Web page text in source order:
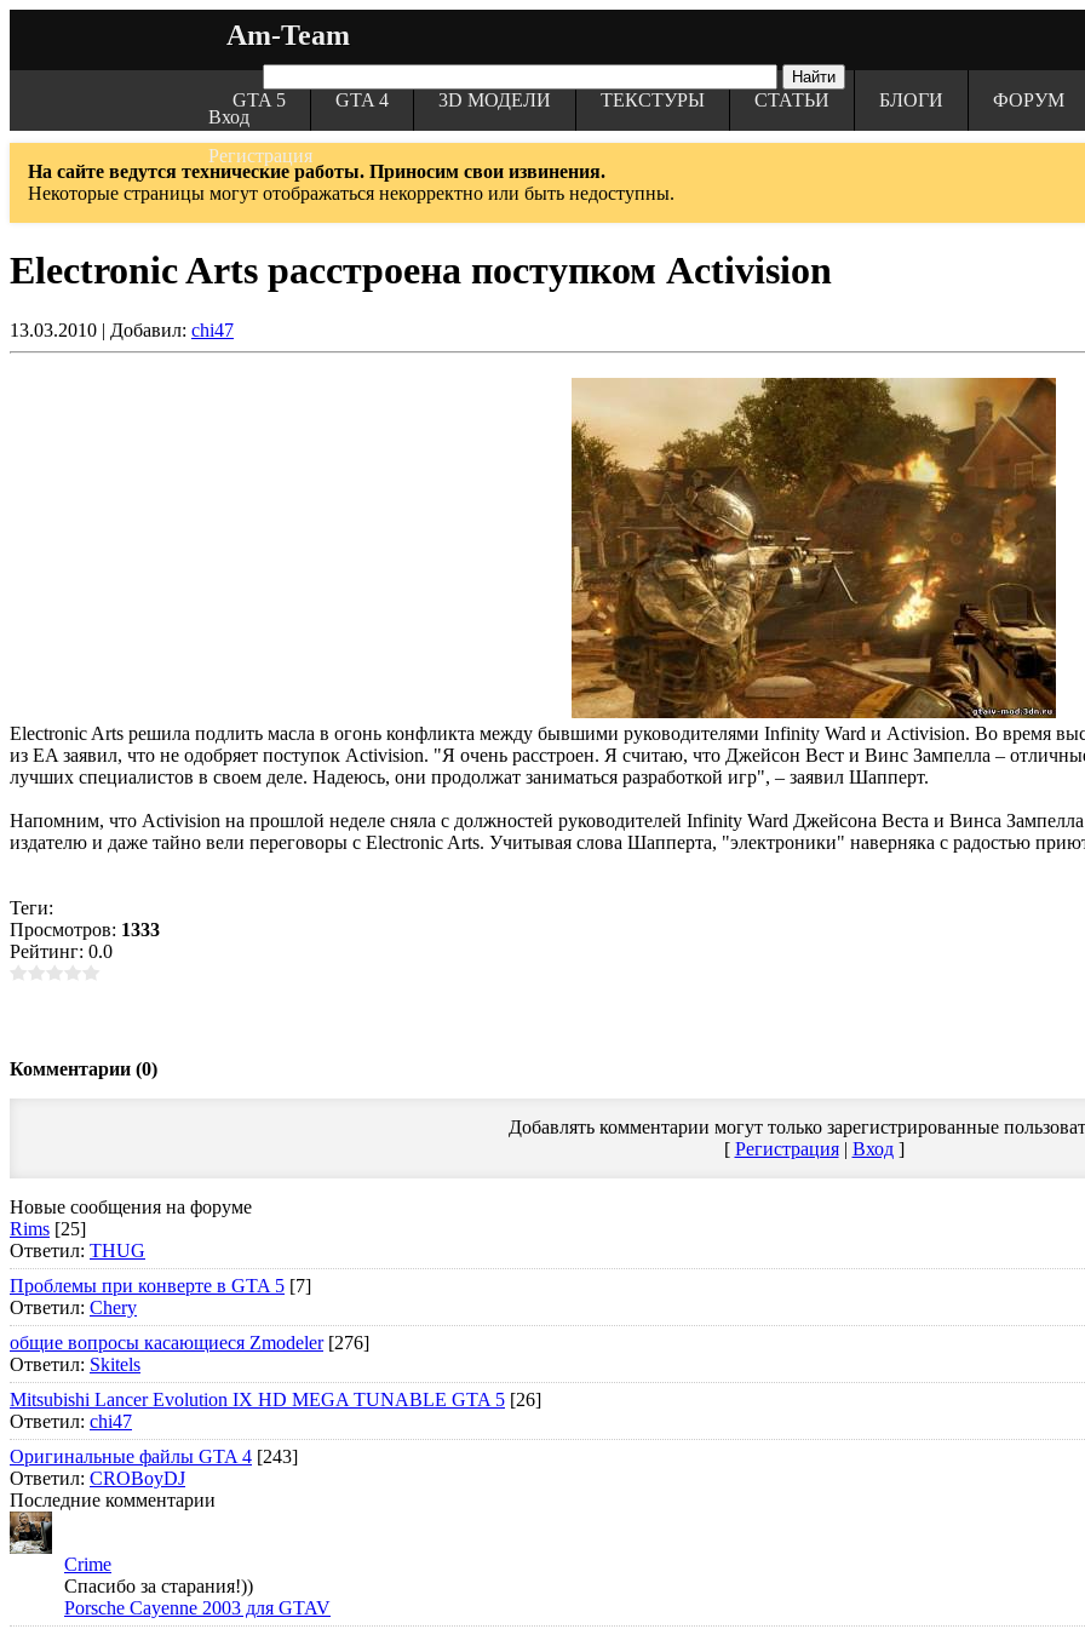
Am-Team
Вход
Регистрация
GTA 5 GTA 4 3D МОДЕЛИ ТЕКСТУРЫ СТАТЬИ БЛОГИ ФОРУМ
На сайте ведутся технические работы. Приносим свои извинения.
Некоторые страницы могут отображаться некорректно или быть недоступны.
Electronic Arts расстроена поступком Activision
13.03.2010 | Добавил: chi47
Electronic Arts решила подлить масла в огонь конфликта между бывшими руководителями Infinity Ward и Activision. Во время
из EA заявил, что не одобряет поступок Activision. "Я очень расстроен. Я считаю, что Джейсон Вест и Винс Зампелла –
лучших специалистов в своем деле. Надеюсь, они продолжат заниматься разработкой игр", – заявил Шапперт.
Напомним, что Activision на прошлой неделе сняла с должностей руководителей Infinity Ward Джейсона Веста и Винса
издателю и даже тайно вели переговоры с Electronic Arts. Учитывая слова Шапперта, "электроники" наверняка с радостью
Теги:
Просмотров: 1333
Рейтинг: 0.0
Комментарии (0)
Добавлять комментарии могут только зарегистрированные
[ Регистрация| Вход]
Новые сообщения на форуме
Rims [25]
Ответил: THUG
Проблемы при конверте в GTA 5 [7]
Ответил: Chery
общие вопросы касающиеся Zmodeler[276]
Ответил: Skitels
Mitsubishi Lancer Evolution IX HD MEGA TUNABLE GTA 5 [26]
Ответил: chi47
Оригинальные файлы GTA 4 [243]
Ответил: CROBoyDJ
Последние комментарии
Crime
Спасибо за старания!))
Porsche Cayenne 2003 для GTAV